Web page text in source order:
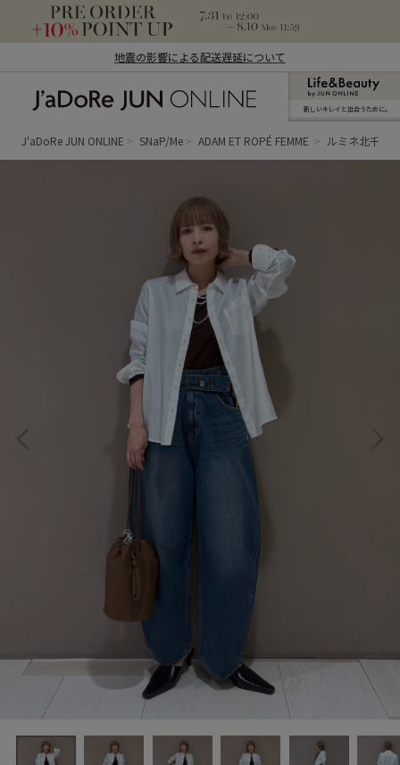
地震の影響による配送遅延について
ン オンライン）
新しいキレイと出合うために。
J'aDoRe JUN ONLINE SNaP/Me ADAM ET ROPÉ FEMME ルミネ北千住